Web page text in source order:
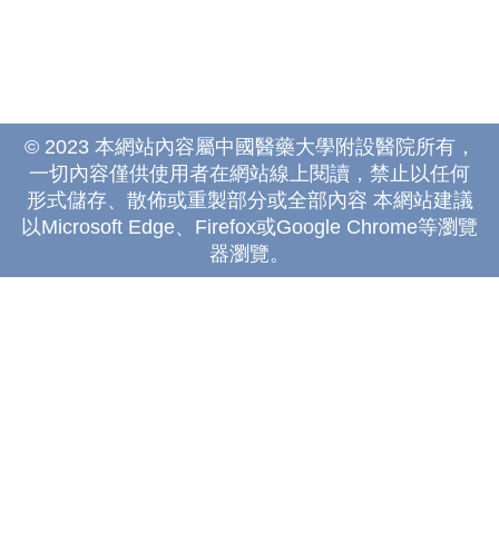
© 2023 本網站內容屬中國醫藥大學附設醫院所有，
一切內容僅供使用者在網站線上閱讀，禁止以任何
形式儲存、散佈或重製部分或全部內容 本網站建議
以Microsoft Edge、Firefox或Google Chrome等瀏覽
器瀏覽。